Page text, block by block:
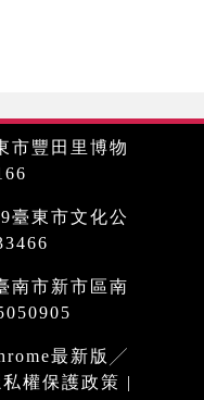
市豐田里博物
臺東市文化公
南市新市區南
最新版╱
私權保護政策 |